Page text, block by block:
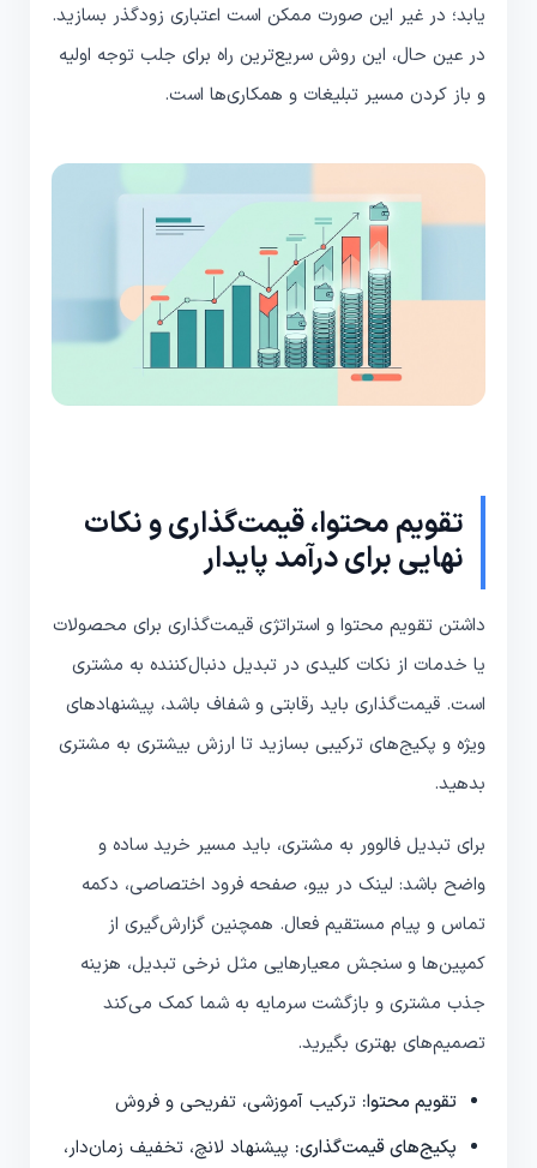
یابد؛ در غیر این صورت ممکن است اعتباری زودگذر بسازید.
در عین حال، این روش سریع‌ترین راه برای جلب توجه اولیه
و باز کردن مسیر تبلیغات و همکاری‌ها است.
تقویم محتوا، قیمت‌گذاری و نکات
نهایی برای درآمد پایدار
داشتن تقویم محتوا و استراتژی قیمت‌گذاری برای محصولات
یا خدمات از نکات کلیدی در تبدیل دنبال‌کننده به مشتری
است. قیمت‌گذاری باید رقابتی و شفاف باشد، پیشنهادهای
ویژه و پکیج‌های ترکیبی بسازید تا ارزش بیشتری به مشتری
بدهید.
برای تبدیل فالوور به مشتری، باید مسیر خرید ساده و
واضح باشد: لینک در بیو، صفحه فرود اختصاصی، دکمه
تماس و پیام مستقیم فعال. همچنین گزارش‌گیری از
کمپین‌ها و سنجش معیارهایی مثل نرخی تبدیل، هزینه
جذب مشتری و بازگشت سرمایه به شما کمک می‌کند
تصمیم‌های بهتری بگیرید.
تقویم محتوا: ترکیب آموزشی، تفریحی و فروش
پکیج‌های قیمت‌گذاری: پیشنهاد لانچ، تخفیف زمان‌دار،